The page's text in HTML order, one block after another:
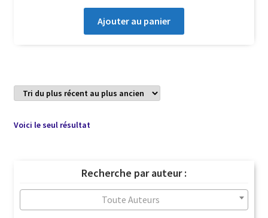
Ajouter au panier
Voici le seul résultat
Recherche par auteur :
Toute Auteurs